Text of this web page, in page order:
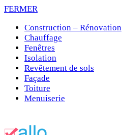
FERMER
Construction – Rénovation
Chauffage
Fenêtres
Isolation
Revêtement de sols
Façade
Toiture
Menuiserie